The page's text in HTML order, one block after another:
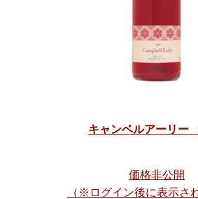
キャンベルアーリ
価格非公開
（※ログイン後に表示さ